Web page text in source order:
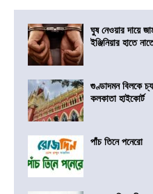
ঘুষ নেওয়ার দায়ে
ইঞ্জিনিয়ার হাতে
গুণ্ডাদমন বিলকে
কলকাতা হাইকোর্ট
পাঁচ তিনে পনেরো